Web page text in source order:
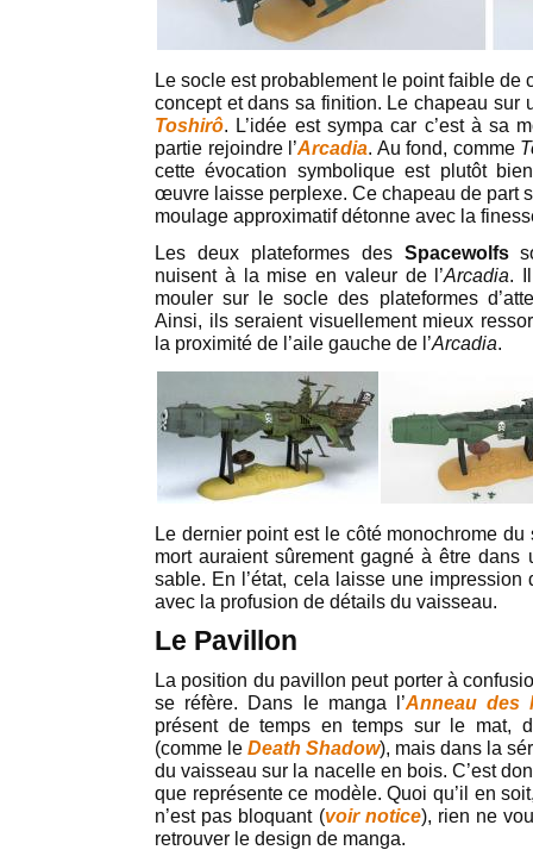
Le socle est probablement le point faible de
concept et dans sa finition. Le chapeau sur
Toshirô. L’idée est sympa car c’est à sa
partie rejoindre l’Arcadia. Au fond, comme
cette évocation symbolique est plutôt
œuvre laisse perplexe. Ce chapeau de part
moulage approximatif détonne avec la
Les deux plateformes des Spacewolfs
nuisent à la mise en valeur de l’Arcadia.
mouler sur le socle des plateformes
Ainsi, ils seraient visuellement mieux
la proximité de l’aile gauche de l’Arcadia.
Le dernier point est le côté monochrome
mort auraient sûrement gagné à être
sable. En l’état, cela laisse une impression
avec la profusion de détails du vaisseau.
Le Pavillon
La position du pavillon peut porter à
se réfère. Dans le manga l’Anneau des
présent de temps en temps sur le mat,
(comme le Death Shadow), mais dans la
du vaisseau sur la nacelle en bois. C’est
que représente ce modèle. Quoi qu’il en
n’est pas bloquant (voir notice), rien ne
retrouver le design de manga.